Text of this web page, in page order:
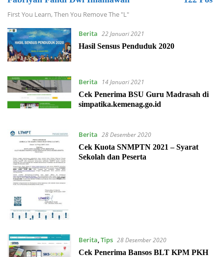
First You Learn, Then You Remove The "L"
Berita 22 Januari 2021
Hasil Sensus Penduduk 2020
Berita
14 Januari 2021
Cek Penerima BSU Guru Madrasah di
simpatika.kemenag.go.id
Berita 28 Desember 2020
Cek Kuota SNMPTN 2021 – Syarat
Sekolah dan Peserta
Berita,Tips 28 Desember 2020
Cek Penerima Bansos BLT KPM PKH